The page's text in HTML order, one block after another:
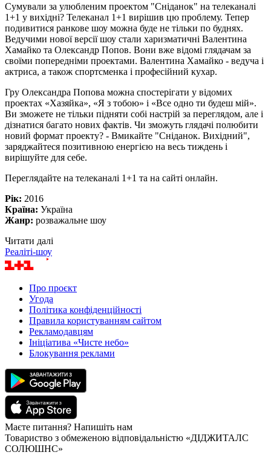
Сумували за улюбленим проектом "Сніданок" на телеканалі
1+1 у вихідні? Телеканал 1+1 вирішив цю проблему. Тепер
подивитися ранкове шоу можна буде не тільки по буднях.
Ведучими нової версії шоу стали харизматичні Валентина
Хамайко та Олександр Попов. Вони вже відомі глядачам за
своїми попередніми проектами. Валентина Хамайко - ведуча і
актриса, а також спортсменка і професійний кухар.
Гру Олександра Попова можна спостерігати у відомих
проектах «Хазяйка», «Я з тобою» і «Все одно ти будеш мій».
Ви зможете не тільки підняти собі настрій за переглядом, але і
дізнатися багато нових фактів. Чи зможуть глядачі полюбити
новий формат проекту? - Вмикайте "Сніданок. Вихідний",
заряджайтеся позитивною енергією на весь тиждень і
вирішуйте для себе.
Переглядайте на телеканалі 1+1 та на сайті онлайн.
Рік: 2016
Країна: Україна
Жанр: розважальне шоу
Читати далі
Реаліті-шоу
Про проєкт
Угода
Політика конфіденційності
Правила користуванням сайтом
Рекламодавцям
Ініціатива «Чисте небо»
Блокування реклами
Маєте питання? Напишіть нам
Товариство з обмеженою відповідальністю «ДІДЖИТАЛС
СОЛЮШНС»